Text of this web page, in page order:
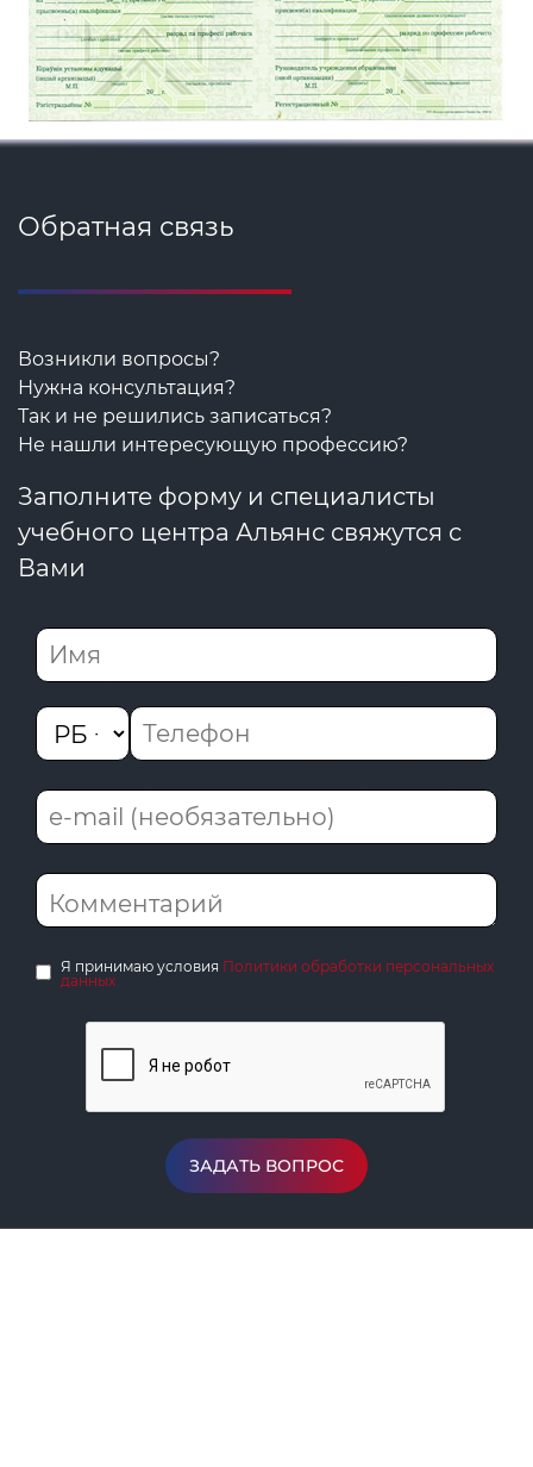
Обратная связь
Возникли вопросы?
Нужна консультация?
Так и не решились записаться?
Не нашли интересующую профессию?
Заполните форму и специалисты
учебного центра Альянс свяжутся с
Вами
Я принимаю условия Политики обработки персональных
данных
ЗАДАТЬ ВОПРОС